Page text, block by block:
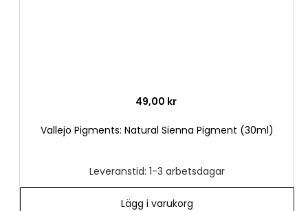
49,00 kr
Vallejo Pigments: Natural Sienna Pigment (30ml)
Leveranstid: 1-3 arbetsdagar
Lägg i varukorg